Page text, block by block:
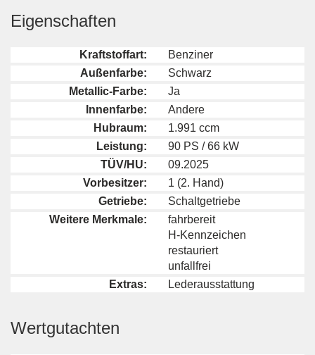
Eigenschaften
Kraftstoffart:
Benziner
Außenfarbe:
Schwarz
Metallic-Farbe:
Ja
Innenfarbe:
Andere
Hubraum:
1.991 ccm
Leistung:
90 PS / 66 kW
TÜV/HU:
09.2025
Vorbesitzer:
1 (2. Hand)
Getriebe:
Schaltgetriebe
Weitere Merkmale:
fahrbereit
H-Kennzeichen
restauriert
unfallfrei
Extras:
Lederausstattung
Wertgutachten